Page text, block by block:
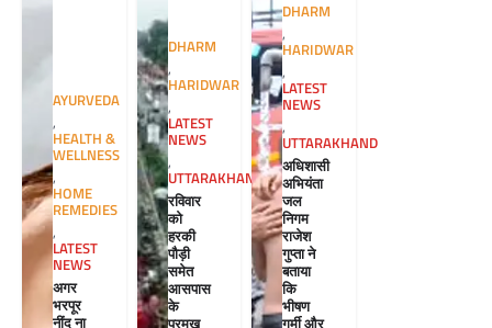
AYURVEDA
,
HEALTH &
WELLNESS
,
HOME
REMEDIES
,
LATEST
NEWS
अगर
भरपूर
नींद ना
DHARM
,
HARIDWAR
,
LATEST
NEWS
,
UTTARAKHAND
रविवार
को
हरकी
पौड़ी
समेत
आसपास
के
DHARM
,
HARIDWAR
,
LATEST
NEWS
,
UTTARAKHAND
अधिशासी
अभियंता
जल
निगम
राजेश
गुप्ता ने
बताया
कि
भीषण